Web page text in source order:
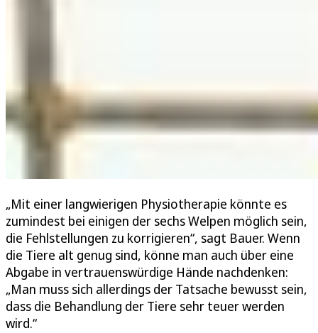
„Mit einer langwierigen Physiotherapie könnte es
zumindest bei einigen der sechs Welpen möglich sein,
die Fehlstellungen zu korrigieren“, sagt Bauer. Wenn
die Tiere alt genug sind, könne man auch über eine
Abgabe in vertrauenswürdige Hände nachdenken:
„Man muss sich allerdings der Tatsache bewusst sein,
dass die Behandlung der Tiere sehr teuer werden
wird.“